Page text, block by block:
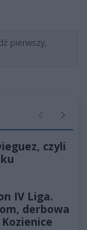
pierwszy,
Poprzednie
czyli
IV Liga.
derbowa